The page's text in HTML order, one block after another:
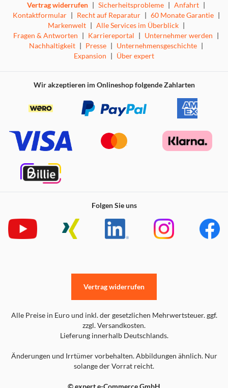
Vertrag widerrufen | Sicherheitsprobleme | Anfahrt |
Kontaktformular | Recht auf Reparatur | 60 Monate Garantie |
Markenwelt | Alle Services im Überblick |
Fragen & Antworten | Karriereportal | Unternehmer werden |
Nachhaltigkeit | Presse | Unternehmensgeschichte |
Expansion | Über expert
Wir akzeptieren im Onlineshop folgende Zahlarten
Folgen Sie uns
Alle Preise in Euro und inkl. der gesetzlichen Mehrwertsteuer. ggf.
zzgl. Versandkosten.
Lieferung innerhalb Deutschlands.
Änderungen und Irrtümer vorbehalten. Abbildungen ähnlich. Nur
solange der Vorrat reicht.
© expert e-Commerce GmbH
Vertrag widerrufen